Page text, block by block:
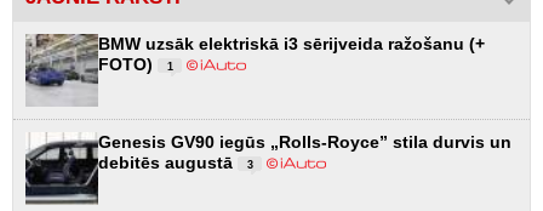
BMW uzsāk elektriskā i3 sērijveida ražošanu (+
FOTO)
1
Genesis GV90 iegūs „Rolls-Royce” stila durvis un
debitēs augustā
3